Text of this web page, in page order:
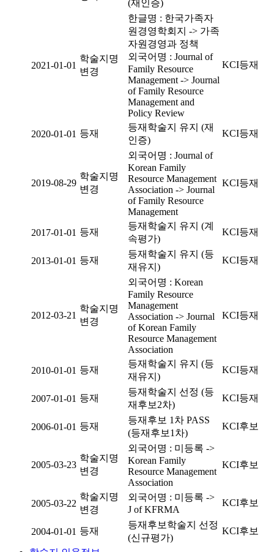
(재인증)
2021-01-01
학술지명
변경
한글명 : 한국가족자
원경영학회지 -> 가족
자원경영과 정책
외국어명 : Journal of
Family Resource
Management -> Journal
of Family Resource
Management and
Policy Review
KCI등재
2020-01-01 등재
등재학술지 유지 (재
인증)
KCI등재
2019-08-29
학술지명
변경
외국어명 : Journal of
Korean Family
Resource Management
Association -> Journal
of Family Resource
Management
KCI등재
2017-01-01 등재
등재학술지 유지 (계
속평가)
KCI등재
2013-01-01 등재
등재학술지 유지 (등
재유지)
KCI등재
2012-03-21
학술지명
변경
외국어명 : Korean
Family Resource
Management
Association -> Journal
of Korean Family
Resource Management
Association
KCI등재
2010-01-01 등재
등재학술지 유지 (등
재유지)
KCI등재
2007-01-01 등재
등재학술지 선정 (등
재후보2차)
KCI등재
2006-01-01 등재
등재후보 1차 PASS
(등재후보1차)
KCI후보
2005-03-23
학술지명
변경
외국어명 : 미등록 ->
Korean Family
Resource Management
Association
KCI후보
2005-03-22
학술지명
변경
외국어명 : 미등록 ->
J of KFRMA
KCI후보
2004-01-01 등재
등재후보학술지 선정
(신규평가)
KCI후보